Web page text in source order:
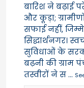
बारिश ने बढ़ाई
और कूड़ा;
सफाई नहीं,
सिद्धार्थनगर।
सुविधाओं के
बढ़नी की ग्राम
तस्वीरों ने स...